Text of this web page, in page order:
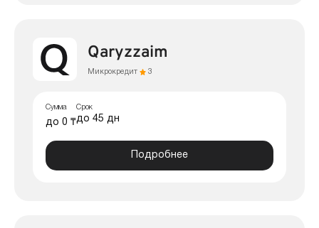
Qaryzzaim
Микрокредит 3
Сумма
до 0 ₸
Срок
до 45 дн
Подробнее